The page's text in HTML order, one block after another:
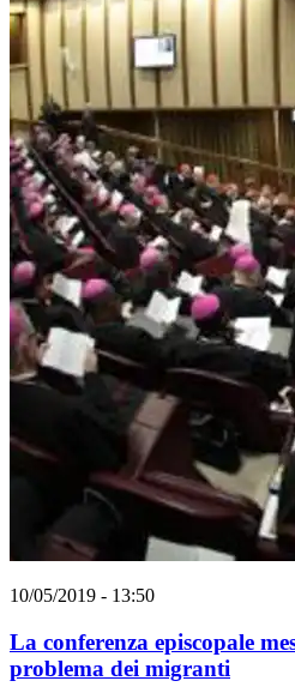
10/05/2019 - 13:50
La conferenza episcopale
problema dei migranti